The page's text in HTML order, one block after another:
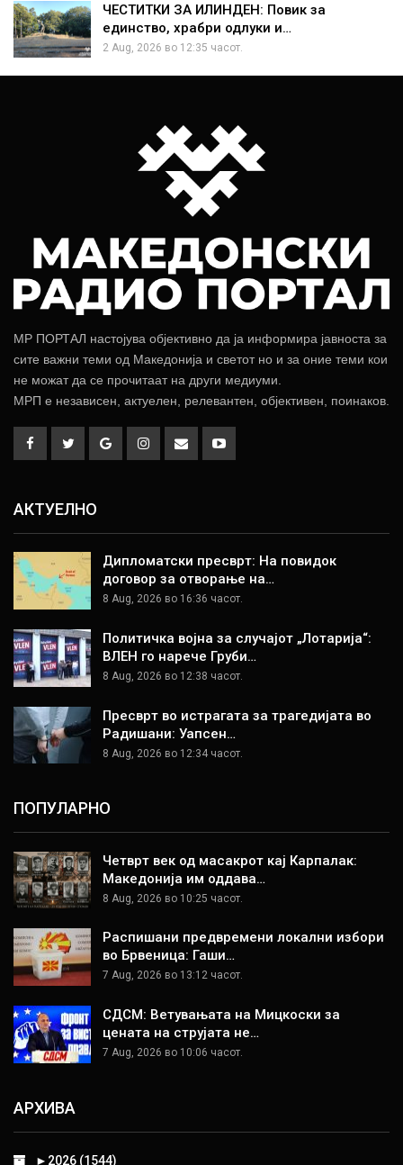
ЧЕСТИТКИ ЗА ИЛИНДЕН: Повик за
единство, храбри одлуки и…
2 Aug, 2026 во 12:35 часот.
МР ПОРТАЛ настојува објективно да ја информира јавноста за
сите важни теми од Македонија и светот но и за оние теми кои
не можат да се прочитаат на други медиуми.
МРП е независен, актуелен, релевантен, објективен, поинаков.
АКТУЕЛНО
Дипломатски пресврт: На повидок
договор за отворање на…
8 Aug, 2026 во 16:36 часот.
Политичка војна за случајот „Лотарија“:
ВЛЕН го нарече Груби…
8 Aug, 2026 во 12:38 часот.
Пресврт во истрагата за трагедијата во
Радишани: Уапсен…
8 Aug, 2026 во 12:34 часот.
ПОПУЛАРНО
Четврт век од масакрот кај Карпалак:
Македонија им оддава…
8 Aug, 2026 во 10:25 часот.
Распишани предвремени локални избори
во Брвеница: Гаши…
7 Aug, 2026 во 13:12 часот.
СДСМ: Ветувањата на Мицкоски за
цената на струјата не…
7 Aug, 2026 во 10:06 часот.
АРХИВА
► 2026 (1544)